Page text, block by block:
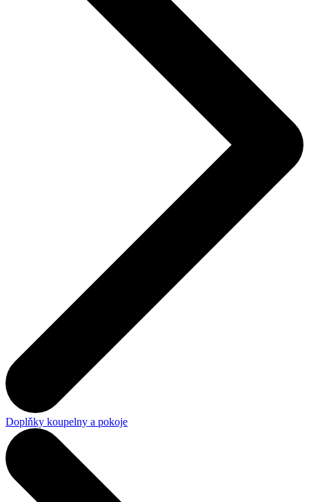
Doplňky koupelny a pokoje